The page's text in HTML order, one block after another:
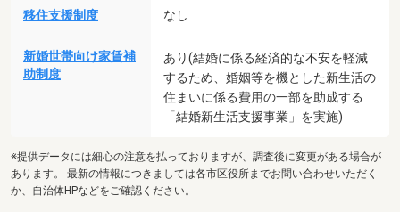
移住支援制度 なし
新婚世帯向け家賃補
助制度
あり(結婚に係る経済的な不安を軽減
するため、婚姻等を機とした新生活の
住まいに係る費用の一部を助成する
「結婚新生活支援事業」を実施)
※提供データには細心の注意を払っておりますが、調査後に変更がある場合が
あります。 最新の情報につきましては各市区役所までお問い合わせいただく
か、自治体HPなどをご確認ください。